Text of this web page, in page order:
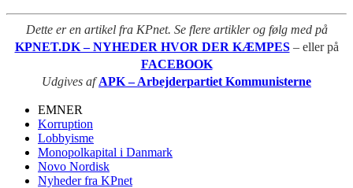
Dette er en artikel fra KPnet. Se flere artikler og følg med på
KPNET.DK – NYHEDER HVOR DER KÆMPES – eller på
FACEBOOK
Udgives afAPK – Arbejderpartiet Kommunisterne
EMNER
Korruption
Lobbyisme
Monopolkapital i Danmark
Novo Nordisk
Nyheder fra KPnet